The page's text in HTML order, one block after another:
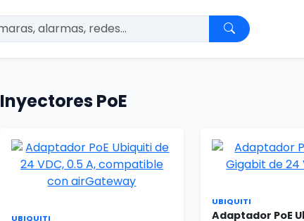
Inyectores PoE
UBIQUITI
UBIQUITI
Adaptador PoE